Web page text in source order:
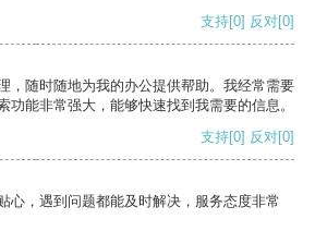
支持[0] 反对[0]
，随时随地为我的办公提供帮助。我经常需要
功能非常强大，能够快速找到我需要的信息。
支持[0] 反对[0]
心，遇到问题都能及时解决，服务态度非常